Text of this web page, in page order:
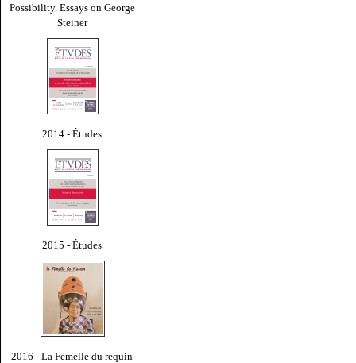
Possibility. Essays on George
Steiner
2014 - Études
2015 - Études
2016 - La Femelle du requin